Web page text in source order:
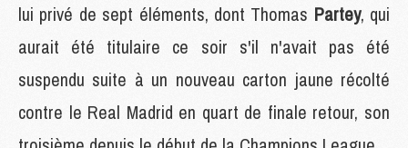
lui privé de sept éléments, dont Thomas Partey, qui
aurait été titulaire ce soir s'il n'avait pas été
suspendu suite à un nouveau carton jaune récolté
contre le Real Madrid en quart de finale retour, son